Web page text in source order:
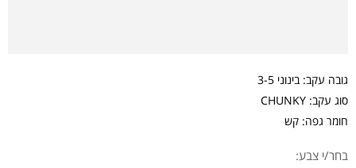
גובה עקב: בינוני 3-5
סוג עקב: CHUNKY
חומר גפה: קש
בחר/י צבע: